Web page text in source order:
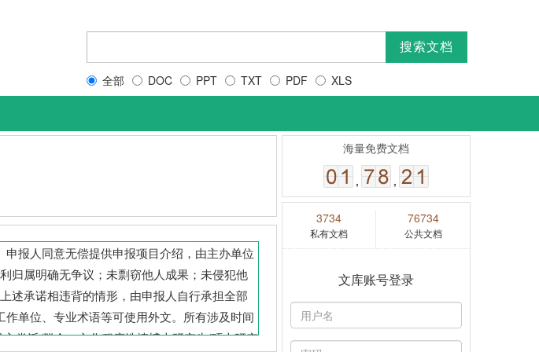
全部 DOC PPT TXT PDF XLS
报人同意无偿提供申报项目介绍，由主办单位
归属明确无争议；未剽窃他人成果；未侵犯他
述承诺相违背的情形，由申报人自行承担全部
单位、专业术语等可使用外文。所有涉及时间
党派/群众。文化程度选填博士研究生/硕士研究
海量免费文档
, ,
3734
私有文档
76734
公共文档
文库账号登录